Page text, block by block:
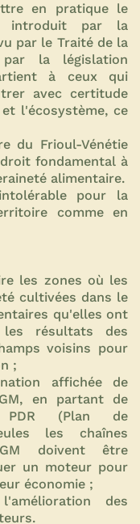
en pratique le
introduit par la
par le Traité de la
par la législation
à ceux qui
avec certitude
l'écosystème, ce
du Frioul-Vénétie
fondamental à
alimentaire.
pour la
comme en
les zones où les
cultivées dans le
qu'elles ont
résultats des
voisins pour
;
affichée de
en partant de
PDR (Plan de
les chaînes
doivent être
un moteur pour
économie ;
des